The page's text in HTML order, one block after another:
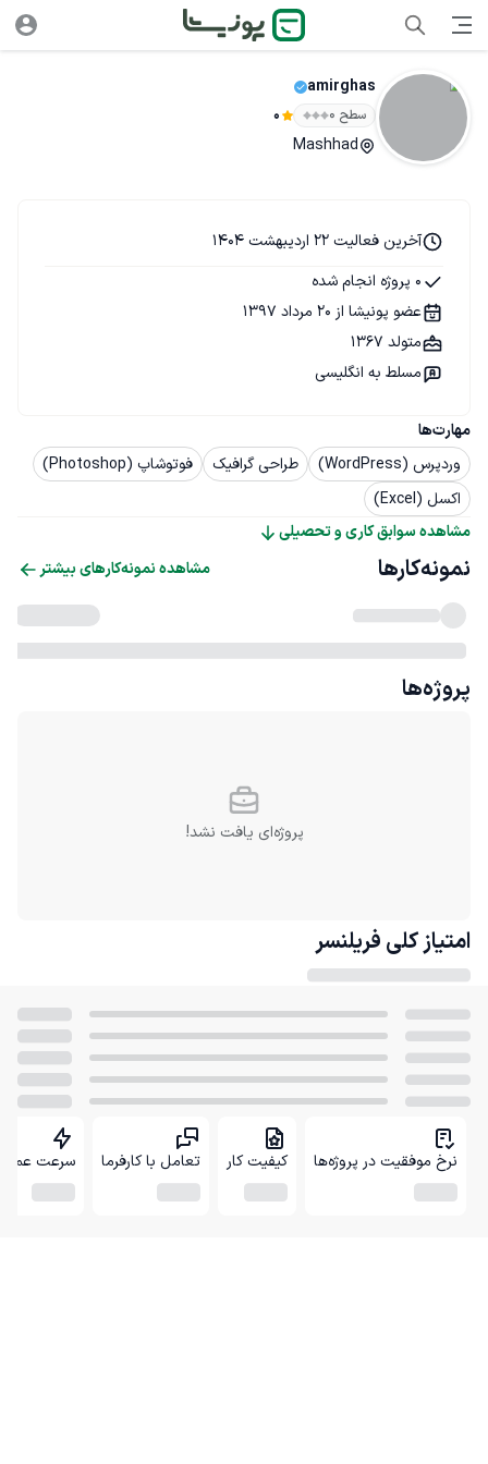
amirghas
سطح ۰ 0
Mashhad
مهارت‌ها
وردپرس (WordPress)
طراحی گرافیک
فوتوشاپ (Photoshop)
اکسل (Excel)
مشاهده سوابق کاری و تحصیلی
آخرین فعالیت 22 اردیبهشت 1404
0 پروژه انجام شده
عضو پونیشا از 20 مرداد 1397
متولد 1367
مسلط به انگلیسی
نمونه‌کارها مشاهده نمونه‌کارهای بیشتر
پروژه‌ها
پروژه‌ای یافت نشد!
امتیاز کلی فریلنسر
نرخ موفقیت در پروژه‌ها کیفیت کار تعامل با کارفرما سرعت عمل